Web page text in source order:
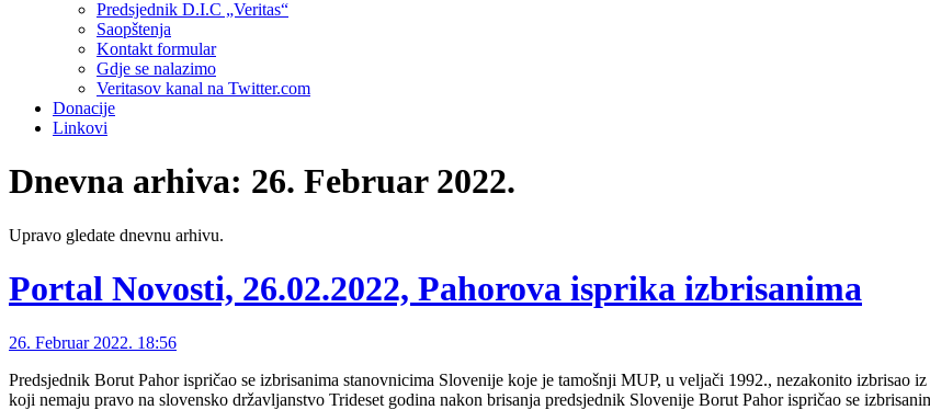
Predsjednik D.I.C „Veritas“
Saopštenja
Kontakt formular
Gdje se nalazimo
Veritasov kanal na Twitter.com
Donacije
Linkovi
Dnevna arhiva: 26. Februar 2022.
Upravo gledate dnevnu arhivu.
Portal Novosti, 26.02.2022, Pahorova isprika izbrisanima
26. Februar 2022. 18:56
Predsjednik Borut Pahor ispričao se izbrisanima stanovnicima Slovenije koje je tamošnji MUP, u veljači 1992., nezakonito izbrisao
koji nemaju pravo na slovensko državljanstvo Trideset godina nakon brisanja predsjednik Slovenije Borut Pahor ispričao se